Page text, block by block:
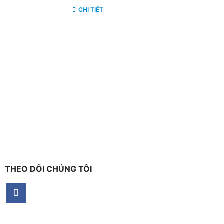
CHI TIẾT
THEO DÕI CHÚNG TÔI